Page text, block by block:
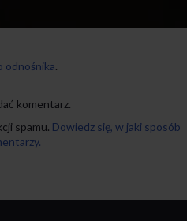
odnośnika.
komentarz.
spamu. Dowiedz się, w jaki sposób